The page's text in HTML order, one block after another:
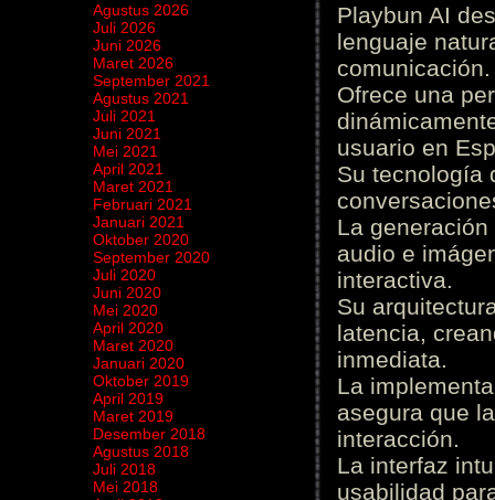
Agustus 2026
Juli 2026
Juni 2026
Maret 2026
September 2021
Agustus 2021
Juli 2021
Juni 2021
Mei 2021
April 2021
Maret 2021
Februari 2021
Januari 2021
Oktober 2020
September 2020
Juli 2020
Juni 2020
Mei 2020
April 2020
Maret 2020
Januari 2020
Oktober 2019
April 2019
Maret 2019
Desember 2018
Agustus 2018
Juli 2018
Mei 2018
Playbun AI
lenguaje
comunicación.
Ofrece una
usuario en
Su tecnología
La
audio e
interactiva.
Su
latencia,
inmediata.
La
asegura que
interacción.
La interfaz
usabilidad